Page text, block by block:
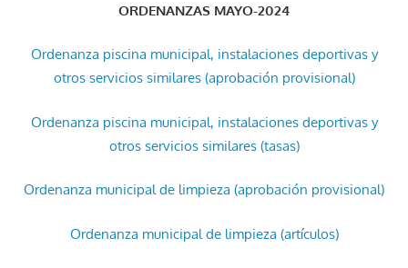
ORDENANZAS MAYO-2024
Ordenanza piscina municipal, instalaciones deportivas y
otros servicios similares (aprobación provisional)
Ordenanza piscina municipal, instalaciones deportivas y
otros servicios similares (tasas)
Ordenanza municipal de limpieza (aprobación provisional)
Ordenanza municipal de limpieza (artículos)